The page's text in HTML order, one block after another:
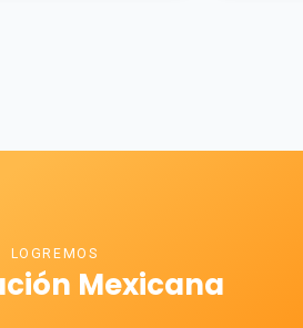
LOGREMOS
Mexicana